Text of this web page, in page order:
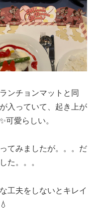
ンチョンマットと同
入っていて、起き上が
愛らしい。
てみましたが。。。だ
た。。。
工夫をしないとキレイ